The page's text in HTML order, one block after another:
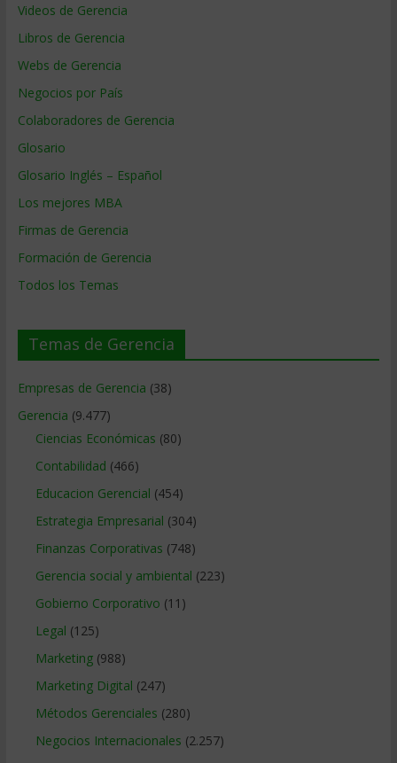
Videos de Gerencia
Libros de Gerencia
Webs de Gerencia
Negocios por País
Colaboradores de Gerencia
Glosario
Glosario Inglés – Español
Los mejores MBA
Firmas de Gerencia
Formación de Gerencia
Todos los Temas
Temas de Gerencia
Empresas de Gerencia (38)
Gerencia (9.477)
Ciencias Económicas (80)
Contabilidad (466)
Educacion Gerencial (454)
Estrategia Empresarial (304)
Finanzas Corporativas (748)
Gerencia social y ambiental (223)
Gobierno Corporativo (11)
Legal (125)
Marketing(988)
Marketing Digital (247)
Métodos Gerenciales (280)
Negocios Internacionales (2.257)